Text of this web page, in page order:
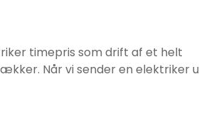
timepris som drift af et helt
Når vi sender en elektriker